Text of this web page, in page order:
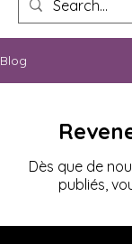
Blog
Dès que de
publiés,